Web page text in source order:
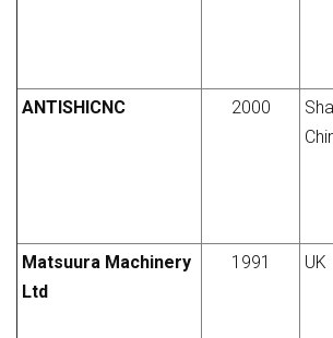
ANTISHICNC
2000
Matsuura Machinery
Ltd
1991 UK